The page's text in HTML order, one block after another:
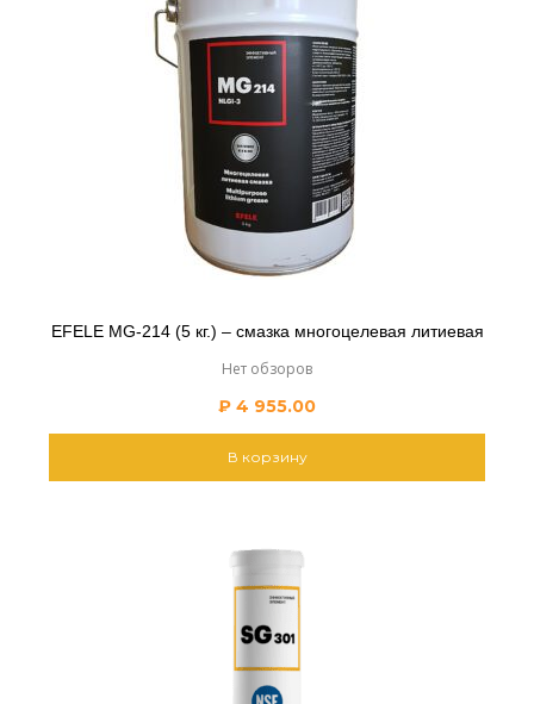
EFELE MG-214 (5 кг.) – смазка многоцелевая литиевая
Нет обзоров
₽ 4 955.00
В корзину